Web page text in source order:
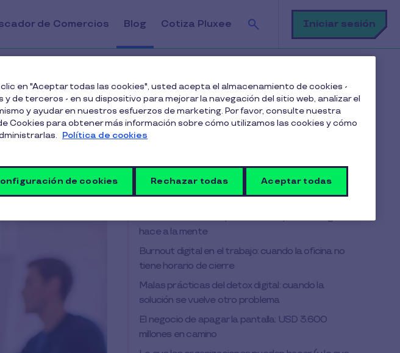
de Comercios Blog Cotiza Pluxee
Buscar
Iniciar sesión
Tabla de contenido
conectados del mundo
¿Cuánto tiempo pasamos frente a la pantalla?
Los números que incomodan
hace a la mente
Burnout digital en el trabajo: cuando la oficina no
tiene horario de cierre
Malas prácticas del detox digital: cuando la
solución se vuelve otro problema
El negocio de apagar la pantalla: USD 3.600
millones en camino
en "Aceptar todas las cookies", usted acepta el almacenamiento de cookies -
y de terceros - en su dispositivo para mejorar la navegación del sitio web, analizar el
y ayudar en nuestros esfuerzos de marketing. Por favor, consulte nuestra
Cookies para obtener más información sobre cómo utilizamos las cookies y cómo
Política de cookies
de cookies Rechazar todas Aceptar todas